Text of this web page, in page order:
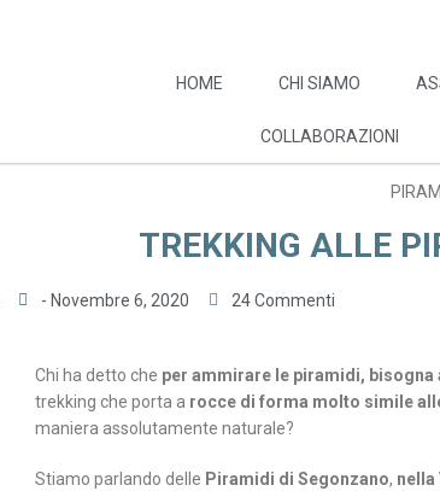
HOME CHI SIAMO
COLLABORAZIONI
TREKKING ALLE
- Novembre 6, 2020 24 Commenti
Chi ha detto che per ammirare le piramidi, bisogna
trekking che porta a rocce di forma molto simile
maniera assolutamente naturale?
Stiamo parlando delle Piramidi di Segonzano, nella